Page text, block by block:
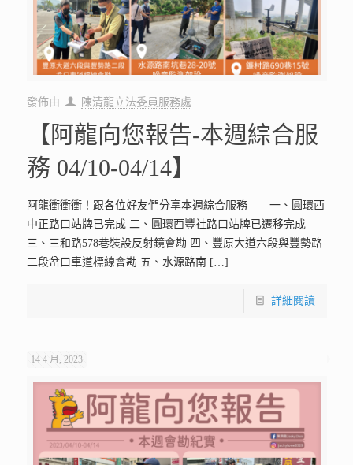
發佈由 陳清龍立法委員服務處
【阿龍向您報告-本週綜合服
務 04/10-04/14】
阿龍衝衝衝！跟各位好友們分享本週綜合服務 一、圓環西
中正路口站牌已完成 二、圓環西豐社路口站牌已遷移完成
三、三和路578巷裝設反射鏡會勘 四、豐原大道六段與豐勢路
二段岔口車道標線會勘 五、水源路南[…]
詳細閱讀
14 4 月, 2023